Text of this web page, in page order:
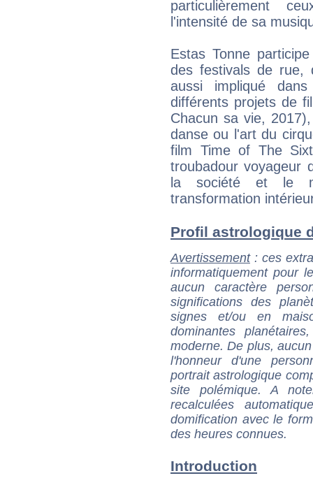
particulièrement
l'intensité de sa
Estas Tonne
des festivals de
aussi impliqué
différents projets de
Chacun sa vie,
danse ou l'art du
film Time of The
troubadour voyageur
la société et le
transformation
Profil astrologique
Avertissement: ces
informatiquement pour
aucun caractère
significations des
signes et/ou en
dominantes
moderne. De plus,
l'honneur d'une
portrait astrologique
site polémique. A
recalculées
domification avec le
des heures connues.
Introduction